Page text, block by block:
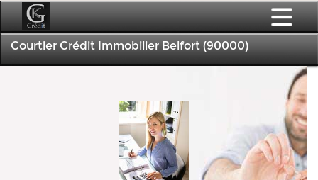
Courtier Crédit Immobilier Belfort (90000)